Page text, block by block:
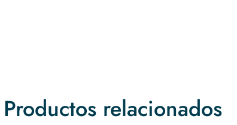
Productos relacionados